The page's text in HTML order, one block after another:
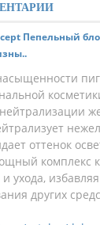
Пепельный
оттенок
комплекс
ухода,
других